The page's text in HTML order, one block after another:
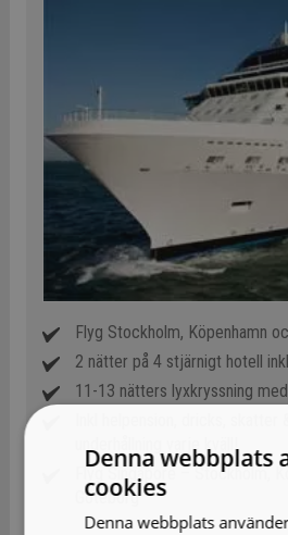
Flyg Stockholm, Köpenhamn
2 nätter på 4 stjärnigt hotell
11-13 nätters lyxkryssning
underhållning varje kväll!
Flyg Singapore – Stockholm,
Göteborg
Denna webbplats
cookies
Denna webbplats